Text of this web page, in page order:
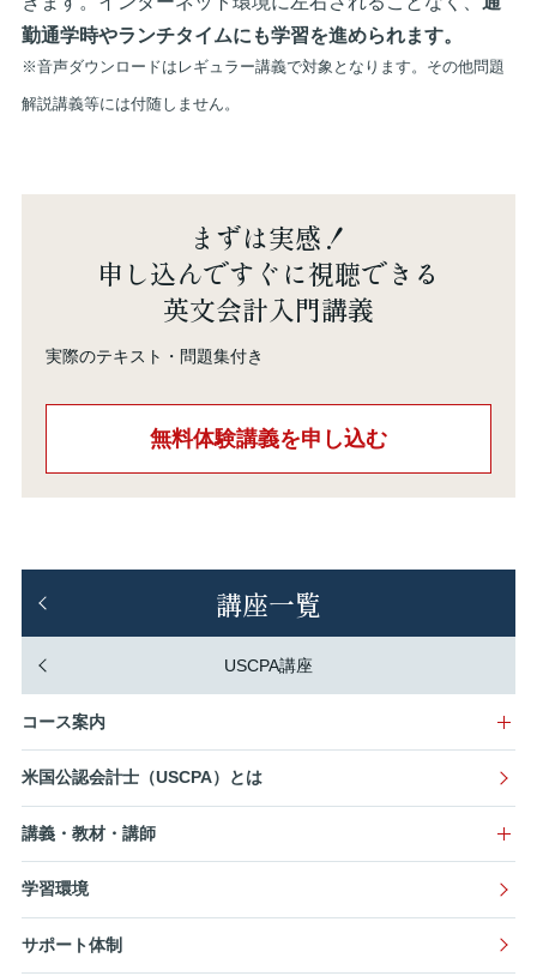
勤通学時やランチタイムにも学習を進められます。
※音声ダウンロードはレギュラー講義で対象となります。その他問題
解説講義等には付随しません。
まずは実感！
申し込んですぐに視聴できる
英文会計入門講義
実際のテキスト・問題集付き
無料体験講義を申し込む
講座一覧
USCPA講座
コース案内
米国公認会計士（USCPA）とは
講義・教材・講師
学習環境
サポート体制